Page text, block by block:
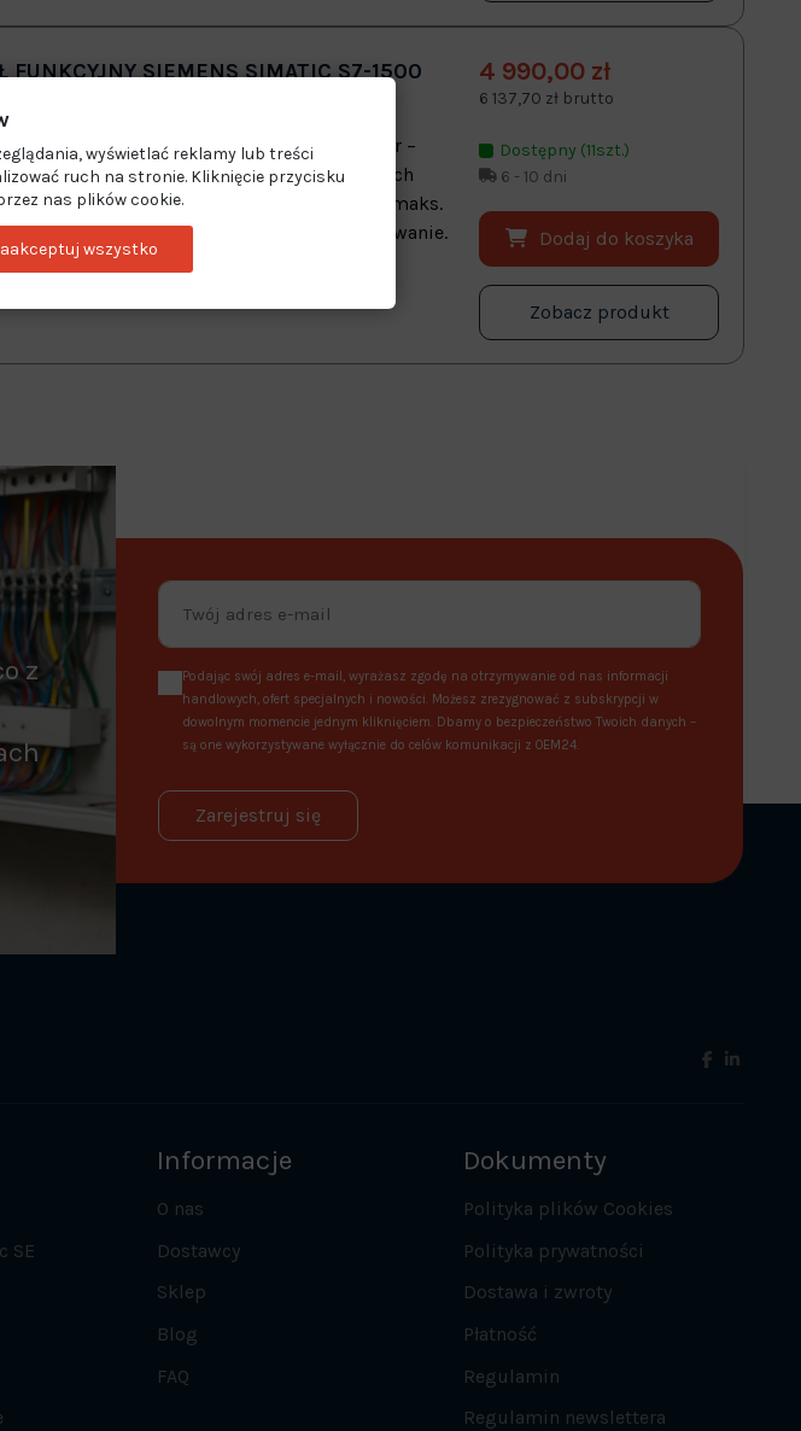
FUNKCYJNY SIEMENS SIMATIC S7-1500
DIDQ - 6ES7552-1AA00-0AB0
SIEMENS SIMATIC S7-1500 TM Timer –
1AA00-0AB0 , DIDQ 16 wejść i wyjść cyfrowych
czasowo 24 V, maks. 8 DI, 16 DQ, w tym maks.
czasu, zliczanie, PWM, nadpróbkowanie.
4 990,00 zł
6 137,70 zł brutto
Dostępny (11szt.)
6 - 10 dni
Dodaj do koszyka
Zobacz produkt
z
Podając swój adres e-mail, wyrażasz zgodę na otrzymywanie od nas informacji
handlowych, ofert specjalnych i nowości. Możesz zrezygnować z subskrypcji w
dowolnym momencie jednym kliknięciem. Dbamy o bezpieczeństwo Twoich danych –
są one wykorzystywane wyłącznie do celów komunikacji z OEM24.
Zarejestruj się
SE
Informacje
O nas
Dostawcy
Sklep
Blog
FAQ
Dokumenty
Polityka plików Cookies
Polityka prywatności
Dostawa i zwroty
Płatność
Regulamin
Regulamin newslettera
wyświetlać reklamy lub treści
ruch na stronie. Kliknięcie przycisku
nas plików cookie.
wszystko